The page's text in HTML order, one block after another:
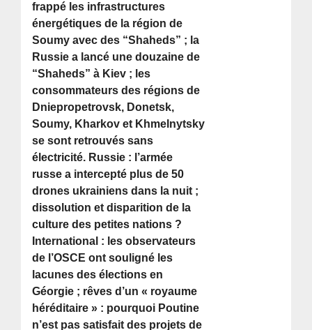
frappé les infrastructures
énergétiques de la région de
Soumy avec des “Shaheds” ; la
Russie a lancé une douzaine de
“Shaheds” à Kiev ; les
consommateurs des régions de
Dniepropetrovsk, Donetsk,
Soumy, Kharkov et Khmelnytsky
se sont retrouvés sans
électricité. Russie : l’armée
russe a intercepté plus de 50
drones ukrainiens dans la nuit ;
dissolution et disparition de la
culture des petites nations ?
International : les observateurs
de l’OSCE ont souligné les
lacunes des élections en
Géorgie ; rêves d’un « royaume
héréditaire » : pourquoi Poutine
n’est pas satisfait des projets de